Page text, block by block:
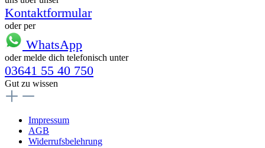
Kontaktformular
oder per
WhatsApp
oder melde dich telefonisch unter
03641 55 40 750
Gut zu wissen
Impressum
AGB
Widerrufsbelehrung